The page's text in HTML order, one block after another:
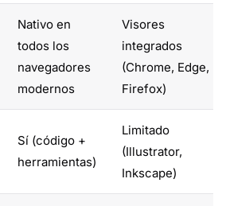
Nativo en
todos los
navegadores
modernos
Visores
integrados
(Chrome, Edge,
Firefox)
Sí (código +
herramientas)
Limitado
(Illustrator,
Inkscape)